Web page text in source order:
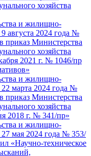
хозяйства
и жилищно-
августа 2024 года №
приказ Министерства
хозяйства
2021 г. № 1046/пр
и жилищно-
марта 2024 года №
приказ Министерства
хозяйства
2018 г. № 341/пр»
и жилищно-
мая 2024 года № 353/
«Научно-техническое